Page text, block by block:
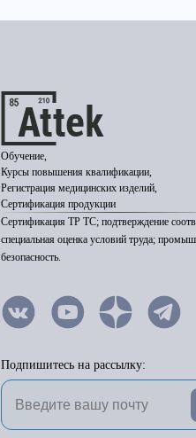
Обучение,
Курсы повышения квалификации,
Регистрация медицинских изделий,
Сертификация продукции
Сертификация ТР ТС; подтверждение
специальная оценка условий труда;
безопасность.
Подпишитесь на рассылку: